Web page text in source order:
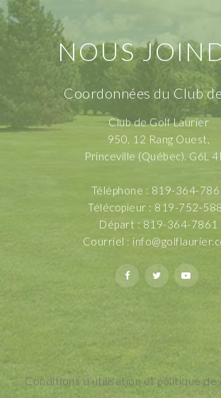
NOUS
Coordonnées du Club
Club de Golf Laurier
950, 12 Rang Ouest,
Princeville (Québec). G6L
Téléphone : 819-364-
Télécopieur : 819-752-
Départ : 819-364-7861
Courriel :
Conditions d’utilisation et politique